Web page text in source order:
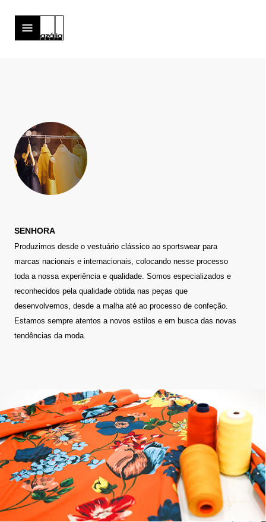
SENHORA
Produzimos desde o vestuário clássico ao sportswear para
marcas nacionais e internacionais, colocando nesse processo
toda a nossa experiência e qualidade. Somos especializados e
reconhecidos pela qualidade obtida nas peças que
desenvolvemos, desde a malha até ao processo de confeção.
Estamos sempre atentos a novos estilos e em busca das novas
tendências da moda.